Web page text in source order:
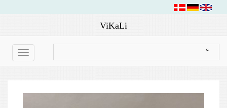
ViKaLi
Toggle
navigation